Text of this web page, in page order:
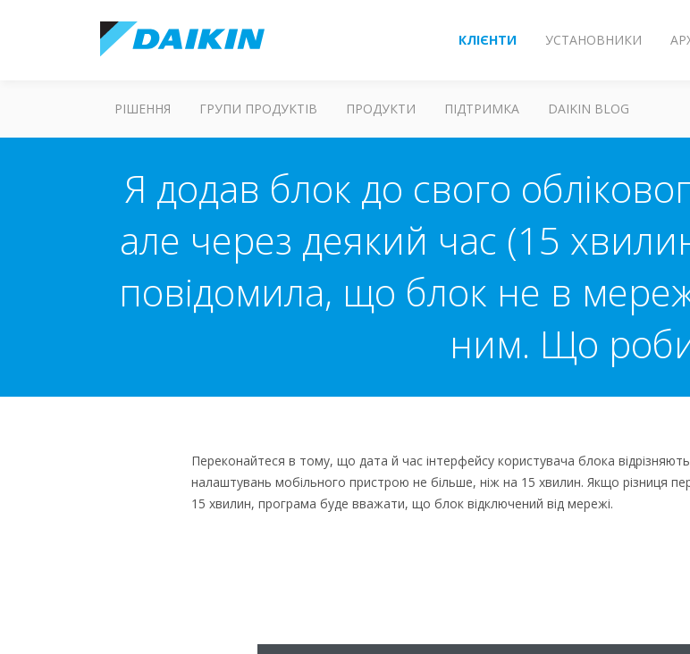
КЛІЄНТИ УСТАНОВНИКИ
РІШЕННЯ ГРУПИ ПРОДУКТІВ ПРОДУКТИ ПІДТРИМКА DAIKIN BLOG
Я додав блок до свого
але через деякий час (15
повідомила, що блок не в
ним. Що
Переконайтеся в тому, що дата й час інтерфейсу користувача блока
налаштувань мобільного пристрою не більше, ніж на 15 хвилин. Якщо різниця
15 хвилин, програма буде вважати, що блок відключений від мережі.